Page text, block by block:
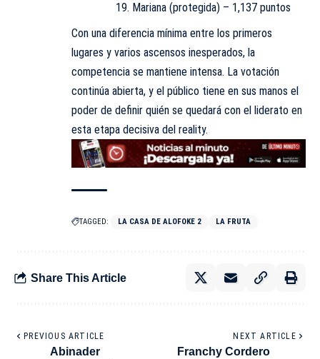
Mariana (protegida) – 1,137 puntos
Con una diferencia mínima entre los primeros
lugares y varios ascensos inesperados, la
competencia se mantiene intensa. La votación
continúa abierta, y el público tiene en sus manos el
poder de definir quién se quedará con el liderato en
esta etapa decisiva del reality.
TAGGED: LA CASA DE ALOFOKE 2 LA FRUTA
Share This Article
PREVIOUS ARTICLE
Abinader
NEXT ARTICLE
Franchy Cordero